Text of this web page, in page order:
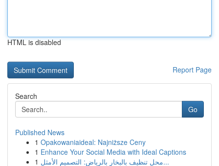
HTML is disabled
Report Page
Search
Go
Published News
1 Opakowaniaideal: Najniższe Ceny
1 Enhance Your Social Media with Ideal Captions
1
محل تنظيف بالبخار بالرياض: التصميم الأمثل...